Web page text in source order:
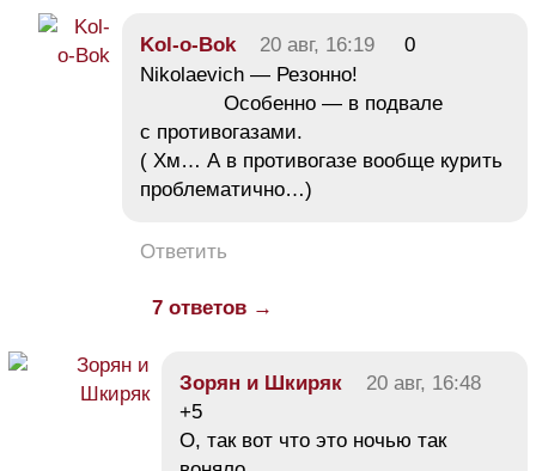
Kol-o-Bok 20 авг, 16:19
0
Nikolaevich — Резонно!
Особенно — в подвале
с противогазами.
( Хм… А в противогазе вообще курить
проблематично…)
Ответить
7 ответов →
Зорян и Шкиряк
20 авг, 16:48
+5
О, так вот что это ночью так